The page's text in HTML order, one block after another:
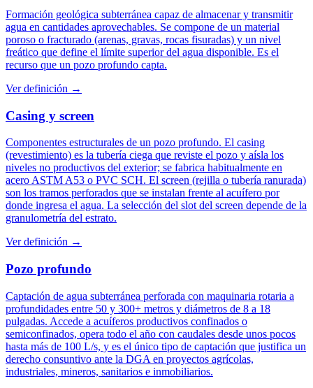
Formación geológica subterránea capaz de almacenar y transmitir
agua en cantidades aprovechables. Se compone de un material
poroso o fracturado (arenas, gravas, rocas fisuradas) y un nivel
freático que define el límite superior del agua disponible. Es el
recurso que un pozo profundo capta.
Ver definición →
Casing y screen
Componentes estructurales de un pozo profundo. El casing
(revestimiento) es la tubería ciega que reviste el pozo y aísla los
niveles no productivos del exterior; se fabrica habitualmente en
acero ASTM A53 o PVC SCH. El screen (rejilla o tubería ranurada)
son los tramos perforados que se instalan frente al acuífero por
donde ingresa el agua. La selección del slot del screen depende de la
granulometría del estrato.
Ver definición →
Pozo profundo
Captación de agua subterránea perforada con maquinaria rotaria a
profundidades entre 50 y 300+ metros y diámetros de 8 a 18
pulgadas. Accede a acuíferos productivos confinados o
semiconfinados, opera todo el año con caudales desde unos pocos
hasta más de 100 L/s, y es el único tipo de captación que justifica un
derecho consuntivo ante la DGA en proyectos agrícolas,
industriales, mineros, sanitarios e inmobiliarios.